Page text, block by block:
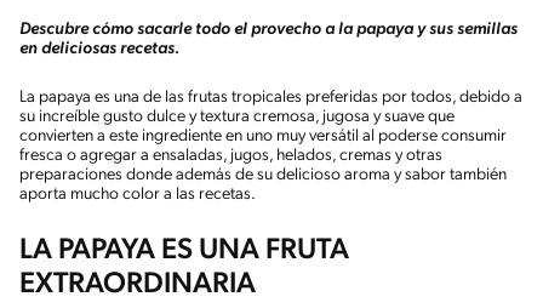
Descubre cómo sacarle todo el provecho a la papaya y sus semillas
en deliciosas recetas.
La papaya es una de las frutas tropicales preferidas por todos, debido a
su increíble gusto dulce y textura cremosa, jugosa y suave que
convierten a este ingrediente en uno muy versátil al poderse consumir
fresca o agregar a ensaladas, jugos, helados, cremas y otras
preparaciones donde además de su delicioso aroma y sabor también
aporta mucho color a las recetas.
LA PAPAYA ES UNA FRUTA
EXTRAORDINARIA